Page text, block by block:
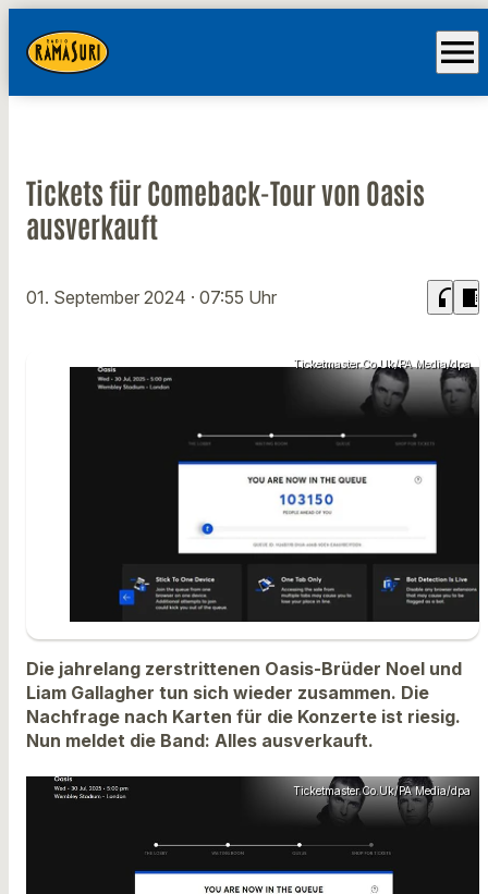
menu
Tickets für Comeback-Tour von Oasis
ausverkauft
01. September 2024 · 07:55 Uhr headphones chrome_reader_mode
Ticketmaster.Co.Uk/PA Media/dpa
Die jahrelang zerstrittenen Oasis-Brüder Noel und
Liam Gallagher tun sich wieder zusammen. Die
Nachfrage nach Karten für die Konzerte ist riesig.
Nun meldet die Band: Alles ausverkauft.
Ticketmaster.Co.Uk/PA Media/dpa